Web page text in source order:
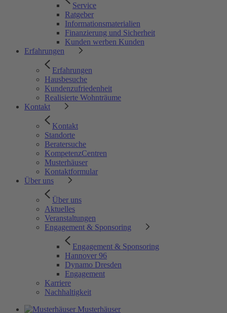
Service
Ratgeber
Informationsmaterialien
Finanzierung und Sicherheit
Kunden werben Kunden
Erfahrungen
Erfahrungen
Hausbesuche
Kundenzufriedenheit
Realisierte Wohnträume
Kontakt
Kontakt
Standorte
Beratersuche
KompetenzCentren
Musterhäuser
Kontaktformular
Über uns
Über uns
Aktuelles
Veranstaltungen
Engagement & Sponsoring
Engagement & Sponsoring
Hannover 96
Dynamo Dresden
Engagement
Karriere
Nachhaltigkeit
Musterhäuser